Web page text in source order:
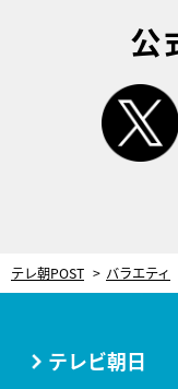
公
テレ朝POST バラエティ
テレビ朝日